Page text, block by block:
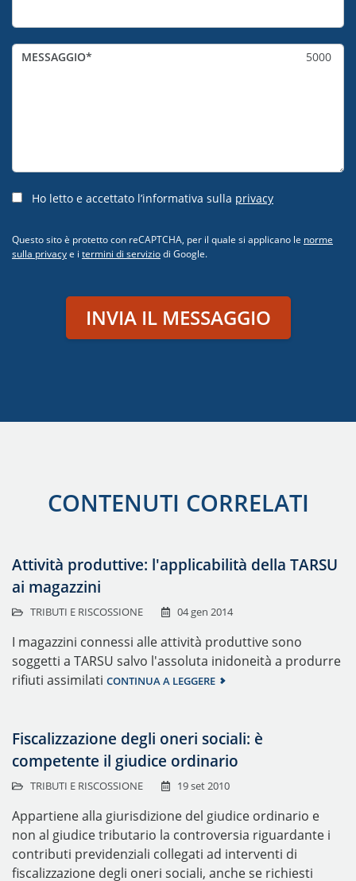
MESSAGGIO 5000
Ho letto e accettato l’informativa sulla privacy
Questo sito è protetto con reCAPTCHA, per il quale si applicano le norme
sulla privacye i termini di serviziodi Google.
INVIA IL MESSAGGIO
CONTENUTI CORRELATI
Attività produttive: l'applicabilità della TARSU
ai magazzini
TRIBUTI E RISCOSSIONE 04 gen 2014
I magazzini connessi alle attività produttive sono
soggetti a TARSU salvo l'assoluta inidoneità a produrre
rifiuti assimilati CONTINUA A LEGGERE
Fiscalizzazione degli oneri sociali: è
competente il giudice ordinario
TRIBUTI E RISCOSSIONE 19 set 2010
Appartiene alla giurisdizione del giudice ordinario e
non al giudice tributario la controversia riguardante i
contributi previdenziali collegati ad interventi di
fiscalizzazione degli oneri sociali, anche se richiesti